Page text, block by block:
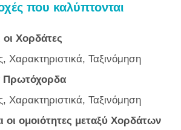
που καλύπτονται
οι Χορδάτες
Ταξινόμηση
Πρωτόχορδα
Ταξινόμηση
οι ομοιότητες μεταξύ Χορδάτων